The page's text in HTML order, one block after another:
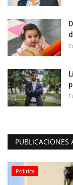
PUBLICACIONES
Política